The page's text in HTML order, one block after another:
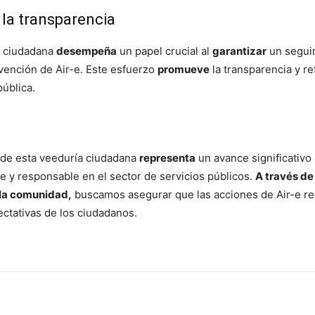
transparencia
desempeña un papel crucial al garantizar un
de Air-e. Este esfuerzo promueve la transparencia y
esta veeduría ciudadana representa un avance significativo
y responsable en el sector de servicios públicos. A través
comunidad, buscamos asegurar que las acciones de Air-e
de los ciudadanos.